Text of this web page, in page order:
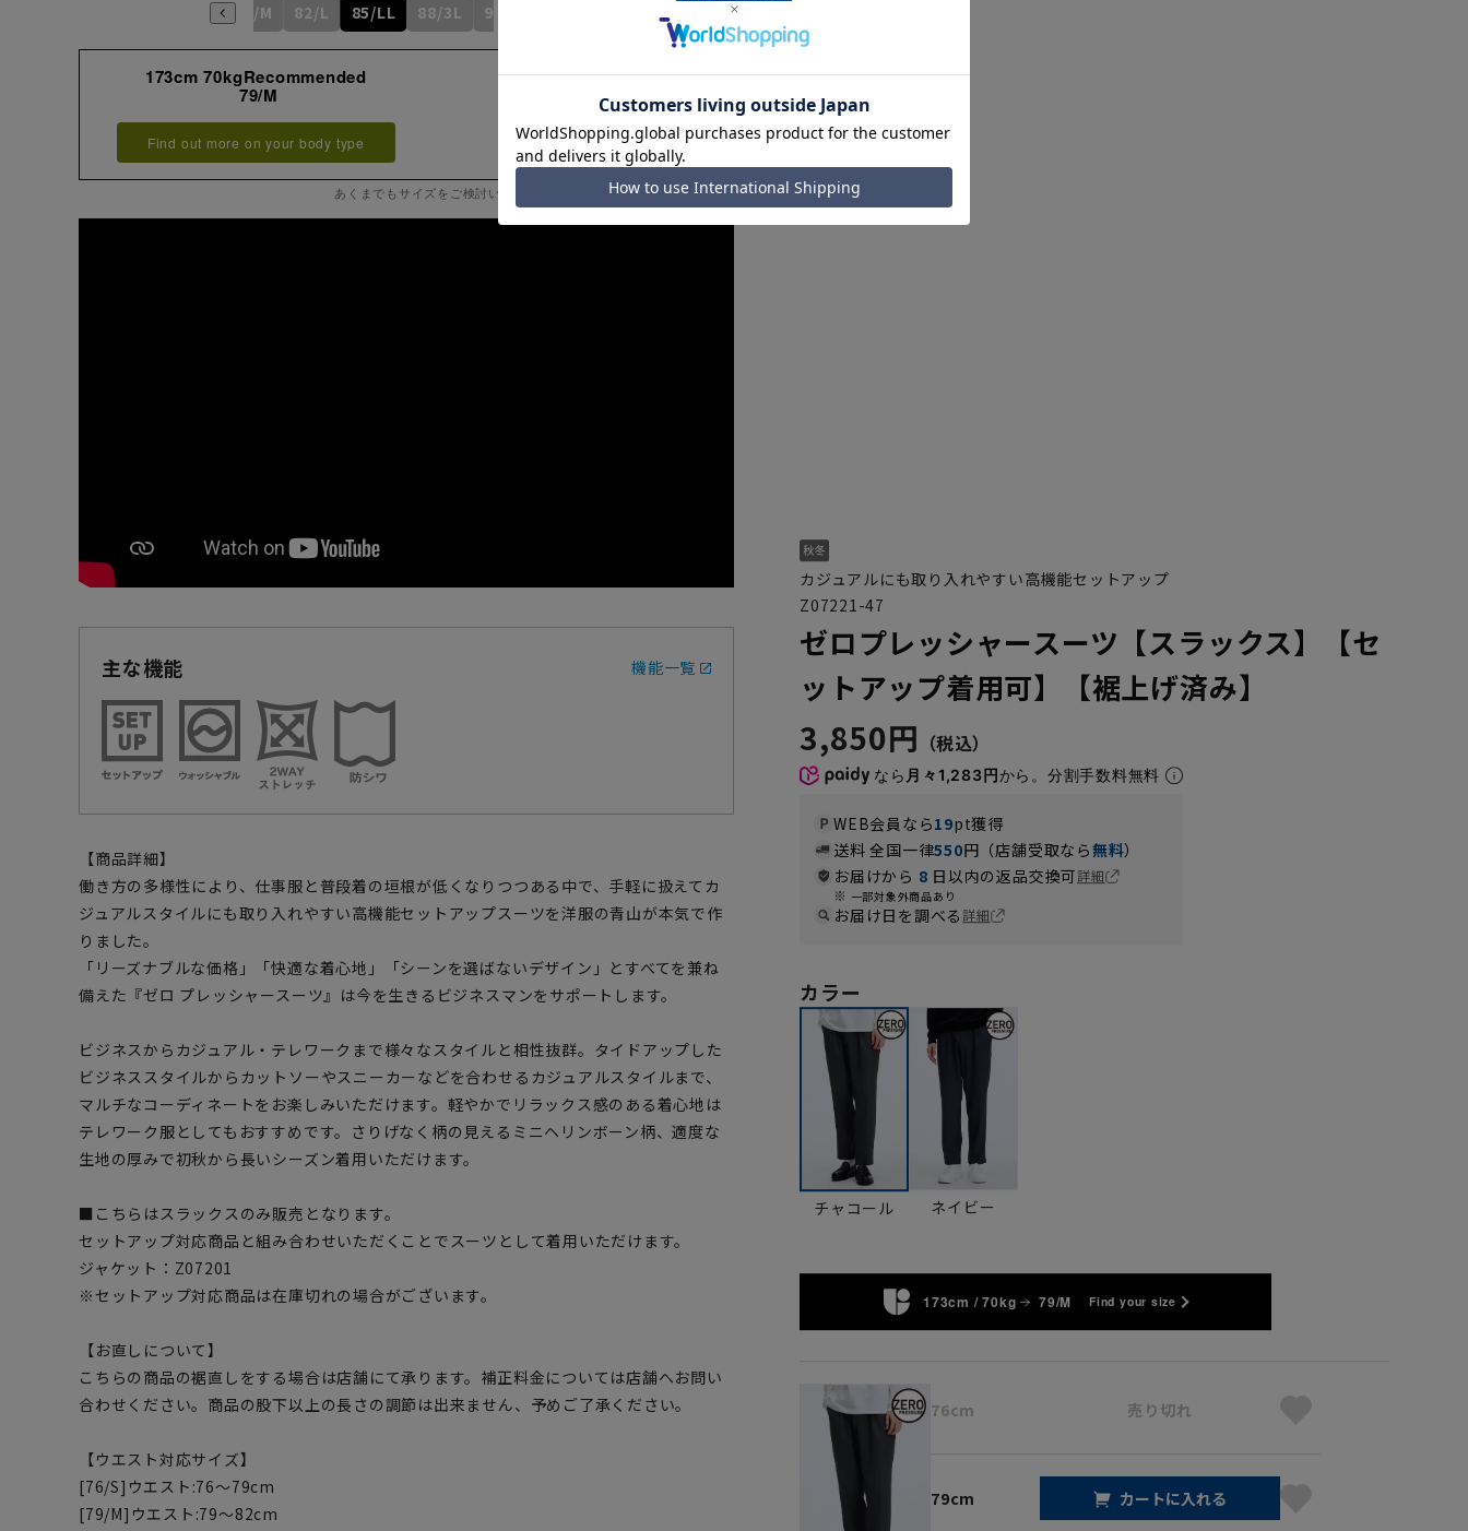
79/M 82/L 85/LL 88/3L 91/4L
173cm 70kgRecommended
79/M
Find out more on your body type
あくまでもサイズをご検討いただく際の目安となります。
主な機能 機能一覧
【商品詳細】
働き方の多様性により、仕事服と普段着の垣根が低くなりつつある中で、手軽に扱えてカ
ジュアルスタイルにも取り入れやすい高機能セットアップスーツを洋服の青山が本気で作
りました。
「リーズナブルな価格」「快適な着心地」「シーンを選ばないデザイン」とすべてを兼ね
備えた『ゼロ プレッシャースーツ』は今を生きるビジネスマンをサポートします。
ビジネスからカジュアル・テレワークまで様々なスタイルと相性抜群。タイドアップした
ビジネススタイルからカットソーやスニーカーなどを合わせるカジュアルスタイルまで、
マルチなコーディネートをお楽しみいただけます。軽やかでリラックス感のある着心地は
テレワーク服としてもおすすめです。さりげなく柄の見えるミニヘリンボーン柄、適度な
生地の厚みで初秋から長いシーズン着用いただけます。
■こちらはスラックスのみ販売となります。
セットアップ対応商品と組み合わせいただくことでスーツとして着用いただけます。
ジャケット：Z07201
※セットアップ対応商品は在庫切れの場合がございます。
【お直しについて】
こちらの商品の裾直しをする場合は店舗にて承ります。補正料金については店舗へお問い
合わせください。商品の股下以上の長さの調節は出来ません、予めご了承ください。
【ウエスト対応サイズ】
[76/S]ウエスト:76～79cm
[79/M]ウエスト:79～82cm
カジュアルにも取り入れやすい高機能セットアップ
Z07221-47
ゼロプレッシャースーツ【スラックス】【セ
ットアップ着用可】【裾上げ済み】
3,850円
なら 月々1,283円から。分割手数料無料
WEB会員なら19pt獲得
送料 全国一律550円（店舗受取なら無料）
お届けから 8 日以内の返品交換可詳細
一部対象外商品あり
お届け日を調べる詳細
カラー
チャコール ネイビー
173cm / 70kg 79/M Find your size
76cm 売り切れ
79cm カートに入れる